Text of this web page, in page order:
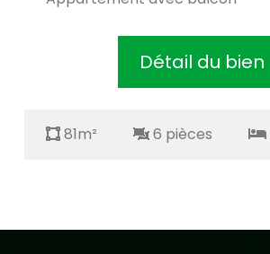
Détail du bien
81m² 6 pièces